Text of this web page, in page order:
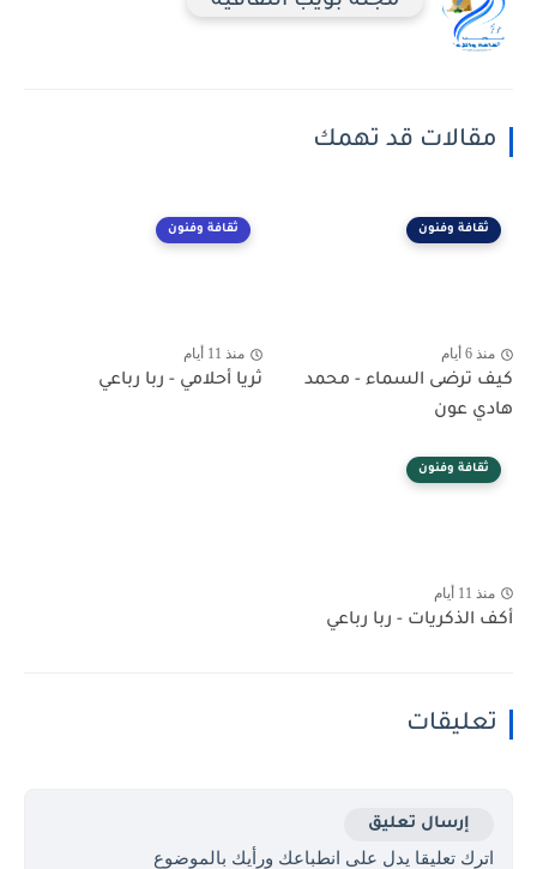
مقالات قد تهمك
ثقافة وفنون
منذ 6 أيام
كيف ترضى السماء - محمد
هادي عون
ثقافة وفنون
منذ 11 أيام
ثريا أحلامي - ربا رباعي
ثقافة وفنون
منذ 11 أيام
أكف الذكريات - ربا رباعي
تعليقات
إرسال تعليق
اترك تعليقا يدل على انطباعك ورأيك بالموضوع